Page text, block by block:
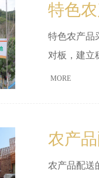
特色
特色农产品
对板，建立
MORE
农产
农产品配送